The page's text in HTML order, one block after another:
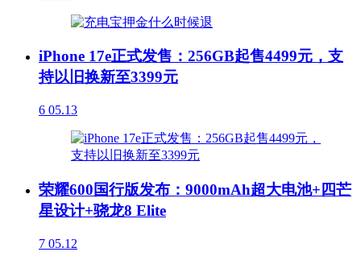
iPhone 17e正式发售：256GB起售4499元，支
持以旧换新至3399元
6 05.13
荣耀600国行版发布：9000mAh超大电池+四芒
星设计+骁龙8 Elite
7 05.12